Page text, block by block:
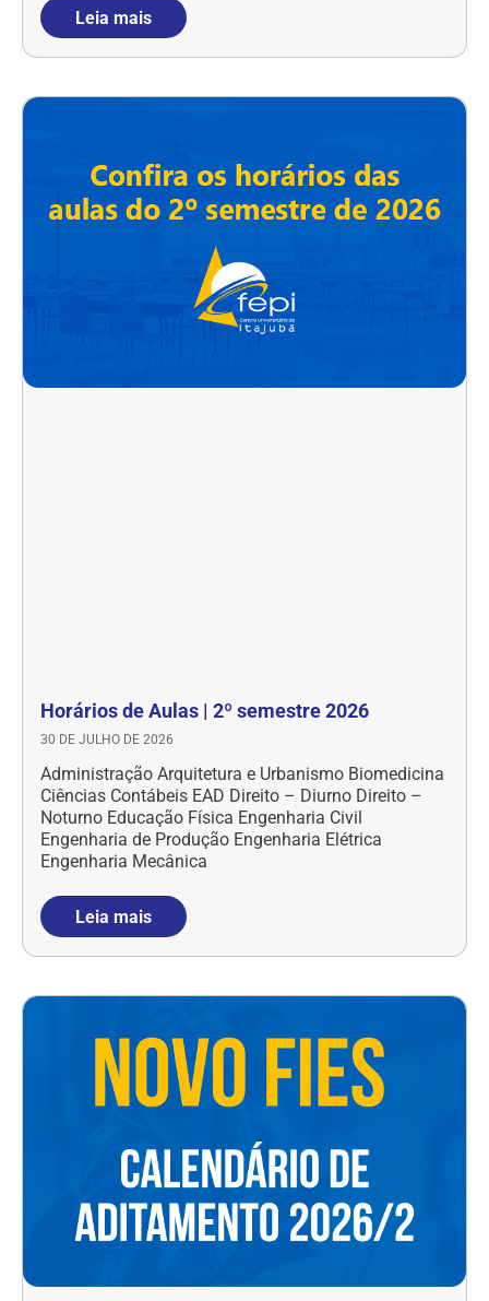
Leia mais
Horários de Aulas | 2º semestre 2026
30 DE JULHO DE 2026
Administração Arquitetura e Urbanismo Biomedicina
Ciências Contábeis EAD Direito – Diurno Direito –
Noturno Educação Física Engenharia Civil
Engenharia de Produção Engenharia Elétrica
Engenharia Mecânica
Leia mais